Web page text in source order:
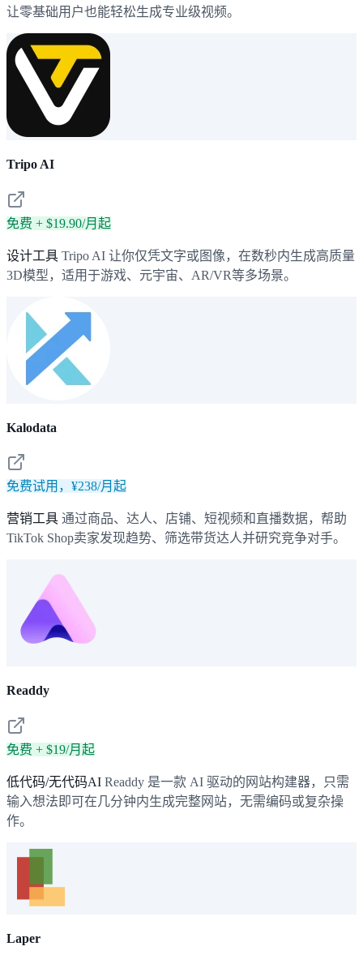
让零基础用户也能轻松生成专业级视频。
Tripo AI
免费 + $19.90/月起
设计工具 Tripo AI 让你仅凭文字或图像，在数秒内生成高质量
3D模型，适用于游戏、元宇宙、AR/VR等多场景。
Kalodata
免费试用，¥238/月起
营销工具 通过商品、达人、店铺、短视频和直播数据，帮助
TikTok Shop卖家发现趋势、筛选带货达人并研究竞争对手。
Readdy
免费 + $19/月起
低代码/无代码AI Readdy 是一款 AI 驱动的网站构建器，只需
输入想法即可在几分钟内生成完整网站，无需编码或复杂操
作。
Laper